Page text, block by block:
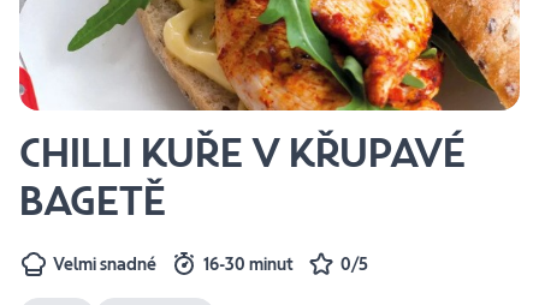
CHILLI KUŘE V KŘUPAVÉ
BAGETĚ
Velmi snadné 16-30 minut 0/5